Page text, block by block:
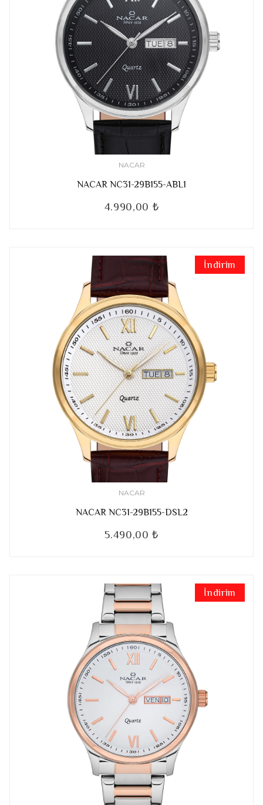
NACAR
NACAR NC31-29B155-ABL1
4.990,00 ₺
İndirim
NACAR
NACAR NC31-29B155-DSL2
5.490,00 ₺
İndirim